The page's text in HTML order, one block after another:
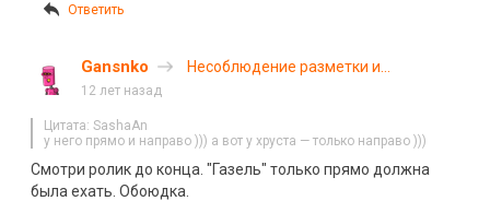
Ответить
Gansnko
Несоблюдение разметки и
12 лет назад
Цитата: SashaAn
у него прямо и направо ))) а вот у хруста — только направо )))
Смотри ролик до конца. "Газель" только прямо должна
была ехать. Обоюдка.